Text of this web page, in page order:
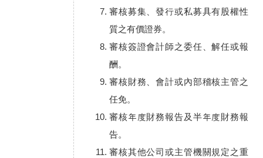
審核募集、發行或私募具有股權性
質之有價證券。
審核簽證會計師之委任、解任或報
酬。
審核財務、會計或內部稽核主管之
任免。
審核年度財務報告及半年度財務報
告。
審核其他公司或主管機關規定之重